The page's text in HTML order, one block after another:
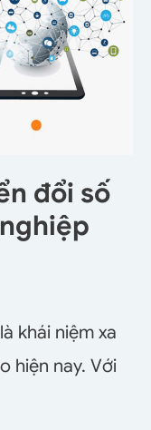
đổi số
khái niệm xa
hiện nay. Với